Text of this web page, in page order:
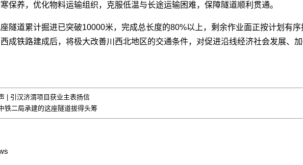
保养，优化物料运输组织，克服低温与长途运输困难，保障隧道顺利贯通。
隧道累计掘进已突破10000米，完成总长度的80%以上，剩余作业面正按计划有
成铁路建成后，将极大改善川西北地区的交通条件，对促进沿线经济社会发展、加
| 引汉济渭项目获业主表扬信
铁二局承建的这座隧道拔得头筹